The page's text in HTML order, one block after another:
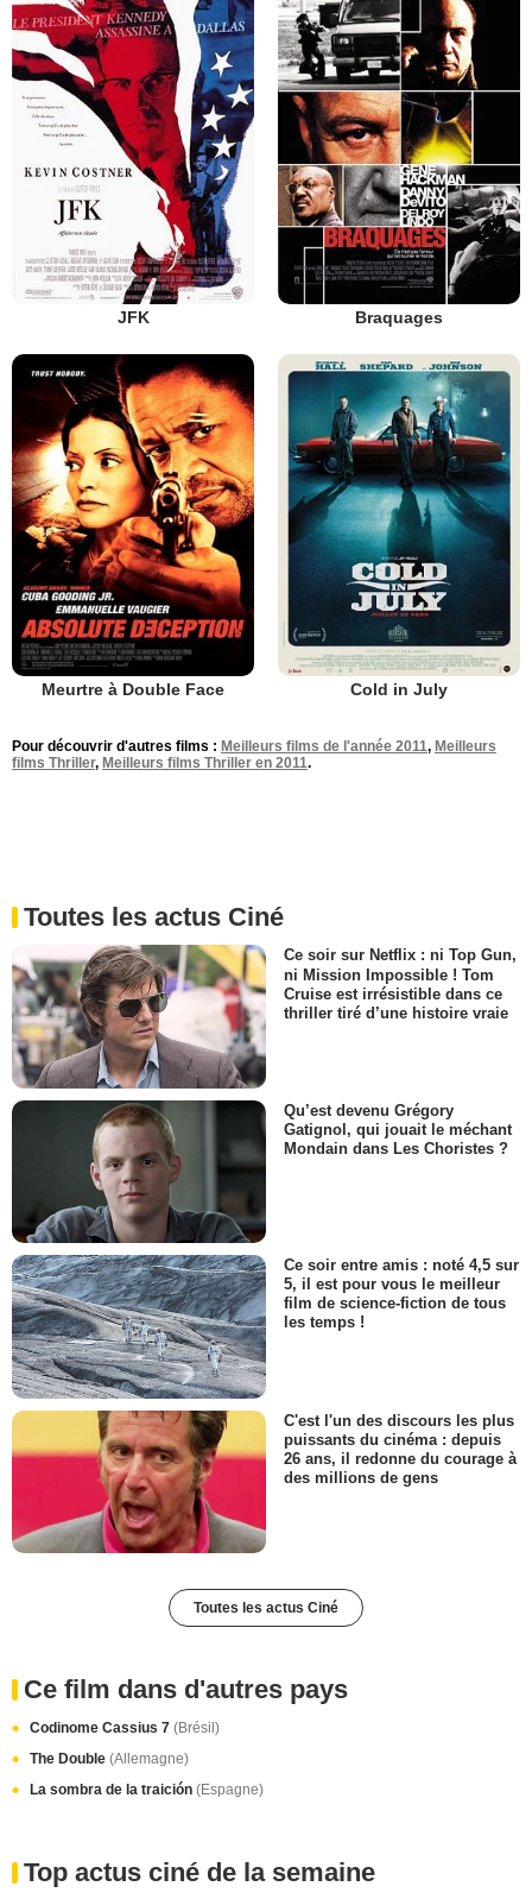
JFK Braquages
Meurtre à Double Face Cold in July
Pour découvrir d'autres films : Meilleurs films de l'année 2011, Meilleurs
films Thriller, Meilleurs films Thriller en 2011.
Toutes les actus Ciné
Ce soir sur Netflix : ni Top Gun,
ni Mission Impossible ! Tom
Cruise est irrésistible dans ce
thriller tiré d’une histoire vraie
Qu’est devenu Grégory
Gatignol, qui jouait le méchant
Mondain dans Les Choristes ?
Ce soir entre amis : noté 4,5 sur
5, il est pour vous le meilleur
film de science-fiction de tous
les temps !
C'est l'un des discours les plus
puissants du cinéma : depuis
26 ans, il redonne du courage à
des millions de gens
Toutes les actus Ciné
Ce film dans d'autres pays
Codinome Cassius 7 (Brésil)
The Double (Allemagne)
La sombra de la traición (Espagne)
Top actus ciné de la semaine